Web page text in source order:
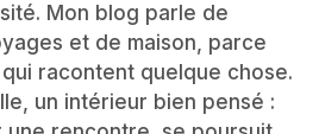
Mon blog parle de
et de maison, parce
qui racontent quelque chose.
un intérieur bien pensé :